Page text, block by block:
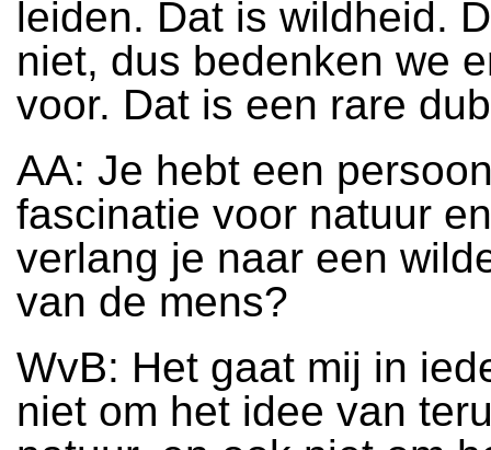
leiden. Dat is wildheid.
niet, dus bedenken we
voor. Dat is een rare
AA: Je hebt een
fascinatie voor natuur
verlang je naar een
van de mens?
WvB: Het gaat mij in
niet om het idee van